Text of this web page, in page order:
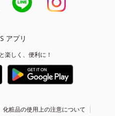
アプリ
楽しく、便利に！
化粧品の使用上の注意について